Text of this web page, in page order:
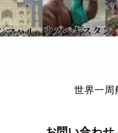
世界一周